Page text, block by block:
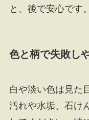
と、後で安心です。
色と柄で失敗し
白や淡い色は見た
汚れや水垢、石け